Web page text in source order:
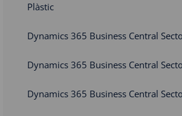
Plàstic
Dynamics 365 Business Central
Dynamics 365 Business Central
Dynamics 365 Business Central